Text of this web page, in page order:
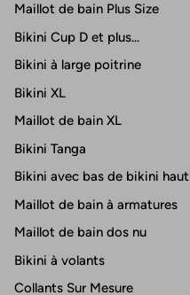
Maillot de bain Plus Size
Bikini Cup D et plus...
Bikini à large poitrine
Bikini XL
Maillot de bain XL
Bikini Tanga
Bikini avec bas de bikini haut
Maillot de bain à armatures
Maillot de bain dos nu
Bikini à volants
Collants Sur Mesure